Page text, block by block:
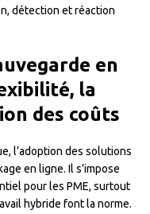
détection et réaction
en
la
des coûts
l’adoption des solutions
en ligne. Il s’impose
pour les PME, surtout
hybride font la norme.